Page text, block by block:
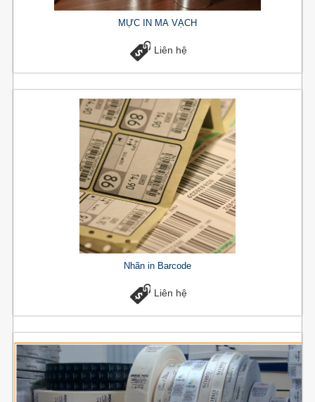
MỰC IN MÃ VẠCH
Liên hệ
Nhãn in Barcode
Liên hệ